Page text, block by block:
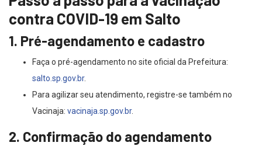
contra COVID-19 em Salto
1. Pré-agendamento e cadastro
Faça o pré-agendamento no site oficial da Prefeitura:
salto.sp.gov.br.
Para agilizar seu atendimento, registre-se também no
Vacinaja: vacinaja.sp.gov.br.
2. Confirmação do agendamento